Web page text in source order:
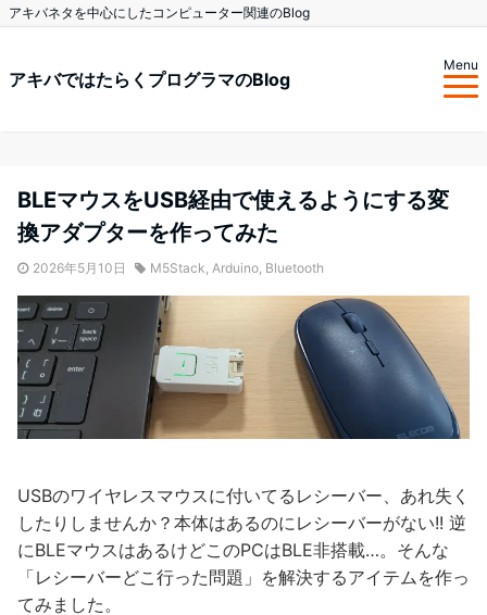
アキバネタを中心にしたコンピューター関連のBlog
アキバではたらくプログラマのBlog
Menu
BLEマウスをUSB経由で使えるようにする変
換アダプターを作ってみた
2026年5月10日 M5Stack, Arduino, Bluetooth
USBのワイヤレスマウスに付いてるレシーバー、あれ失く
したりしませんか？本体はあるのにレシーバーがない!! 逆
にBLEマウスはあるけどこのPCはBLE非搭載…。そんな
「レシーバーどこ行った問題」を解決するアイテムを作っ
てみました。